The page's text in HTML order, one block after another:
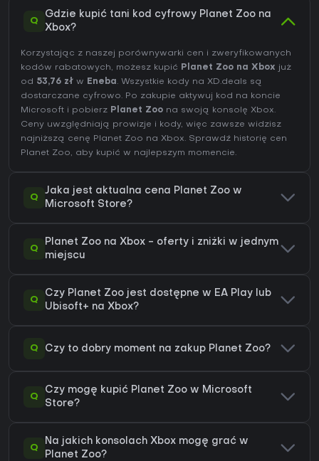
Q
Gdzie kupić tani kod cyfrowy Planet Zoo na
Xbox?
Korzystając z naszej porównywarki cen i zweryfikowanych
kodów rabatowych, możesz kupić Planet Zoo na Xbox już
od 53,76 zł w Eneba . Wszystkie kody na XD.deals są
dostarczane cyfrowo. Po zakupie aktywuj kod na koncie
Microsoft i pobierz Planet Zoo na swoją konsolę Xbox.
Ceny uwzględniają prowizje i kody, więc zawsze widzisz
najniższą cenę Planet Zoo na Xbox. Sprawdź historię cen
Planet Zoo, aby kupić w najlepszym momencie.
Q
Jaka jest aktualna cena Planet Zoo w
Microsoft Store?
Q
Planet Zoo na Xbox - oferty i zniżki w jednym
miejscu
Q
Czy Planet Zoo jest dostępne w EA Play lub
Ubisoft+ na Xbox?
Q Czy to dobry moment na zakup Planet Zoo?
Q
Czy mogę kupić Planet Zoo w Microsoft
Store?
Q
Na jakich konsolach Xbox mogę grać w
Planet Zoo?